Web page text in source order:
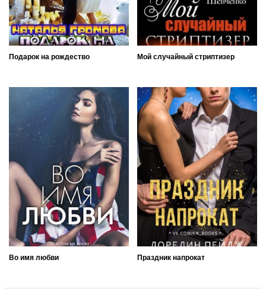
Подарок на рождество Мой случайный стриптизер
Во имя любви Праздник напрокат